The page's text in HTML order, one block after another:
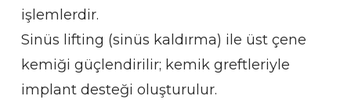
işlemlerdir.
Sinüs lifting (sinüs kaldırma) ile üst çene
kemiği güçlendirilir; kemik greftleriyle
implant desteği oluşturulur.